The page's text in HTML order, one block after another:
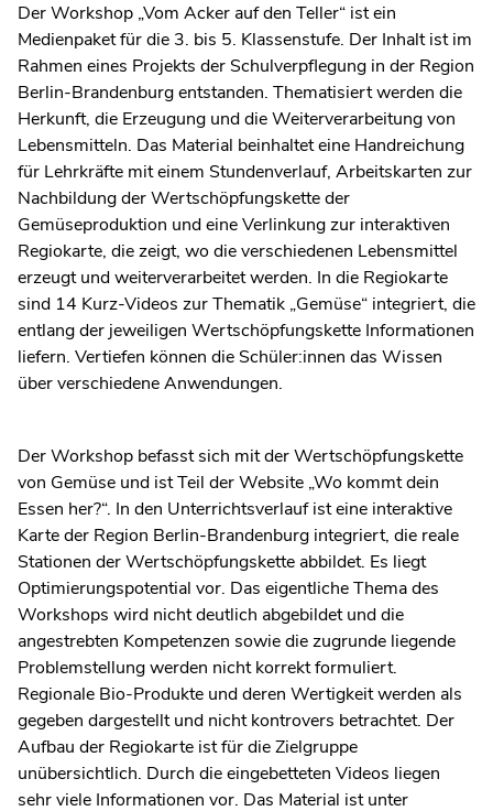
Der Workshop „Vom Acker auf den Teller“ ist ein
Medienpaket für die 3. bis 5. Klassenstufe. Der Inhalt ist im
Rahmen eines Projekts der Schulverpflegung in der Region
Berlin-Brandenburg entstanden. Thematisiert werden die
Herkunft, die Erzeugung und die Weiterverarbeitung von
Lebensmitteln. Das Material beinhaltet eine Handreichung
für Lehrkräfte mit einem Stundenverlauf, Arbeitskarten zur
Nachbildung der Wertschöpfungskette der
Gemüseproduktion und eine Verlinkung zur interaktiven
Regiokarte, die zeigt, wo die verschiedenen Lebensmittel
erzeugt und weiterverarbeitet werden. In die Regiokarte
sind 14 Kurz-Videos zur Thematik „Gemüse“ integriert, die
entlang der jeweiligen Wertschöpfungskette Informationen
liefern. Vertiefen können die Schüler:innen das Wissen
über verschiedene Anwendungen.
Der Workshop befasst sich mit der Wertschöpfungskette
von Gemüse und ist Teil der Website „Wo kommt dein
Essen her?“. In den Unterrichtsverlauf ist eine interaktive
Karte der Region Berlin-Brandenburg integriert, die reale
Stationen der Wertschöpfungskette abbildet. Es liegt
Optimierungspotential vor. Das eigentliche Thema des
Workshops wird nicht deutlich abgebildet und die
angestrebten Kompetenzen sowie die zugrunde liegende
Problemstellung werden nicht korrekt formuliert.
Regionale Bio-Produkte und deren Wertigkeit werden als
gegeben dargestellt und nicht kontrovers betrachtet. Der
Aufbau der Regiokarte ist für die Zielgruppe
unübersichtlich. Durch die eingebetteten Videos liegen
sehr viele Informationen vor. Das Material ist unter